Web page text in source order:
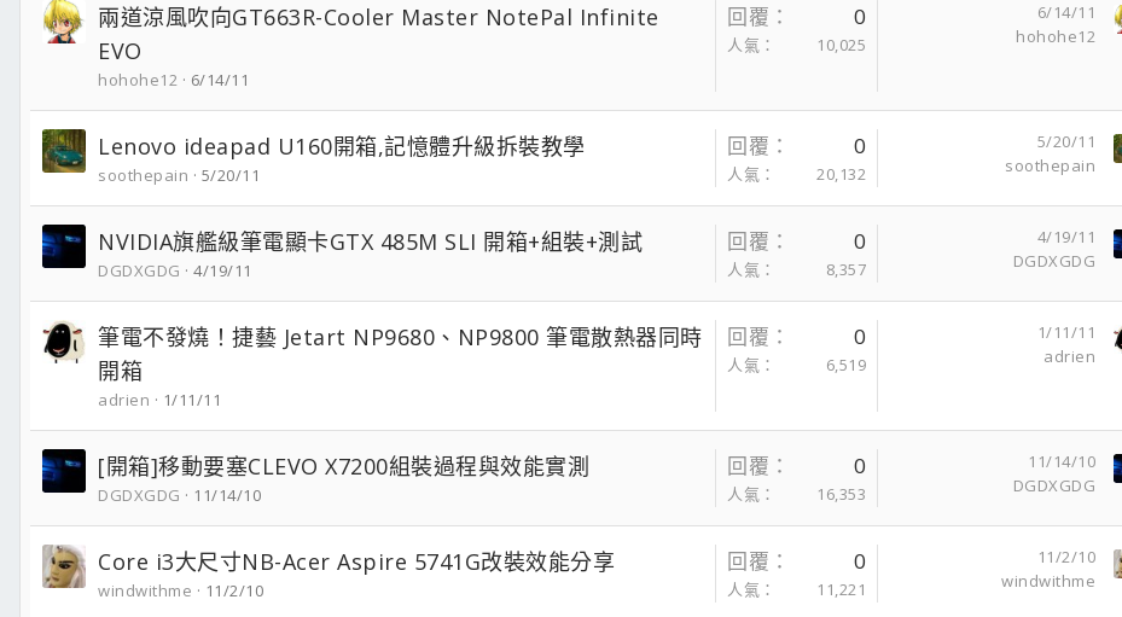
兩道涼風吹向GT663R-Cooler Master NotePal Infinite
EVO
hohohe12 6/14/11
回覆 0
人氣 10,025
6/14/11
hohohe12
Lenovo ideapad U160開箱,記憶體升級拆裝教學
soothepain 5/20/11
回覆 0
人氣 20,132
5/20/11
soothepain
NVIDIA旗艦級筆電顯卡GTX 485M SLI 開箱+組裝+測試
DGDXGDG 4/19/11
回覆 0
人氣 8,357
4/19/11
DGDXGDG
筆電不發燒！捷藝 Jetart NP9680、NP9800 筆電散熱器同時
開箱
adrien 1/11/11
回覆 0
人氣 6,519
1/11/11
adrien
[開箱]移動要塞CLEVO X7200組裝過程與效能實測
DGDXGDG 11/14/10
回覆 0
人氣 16,353
11/14/10
DGDXGDG
Core i3大尺寸NB-Acer Aspire 5741G改裝效能分享
windwithme 11/2/10
回覆 0
人氣 11,221
11/2/10
windwithme